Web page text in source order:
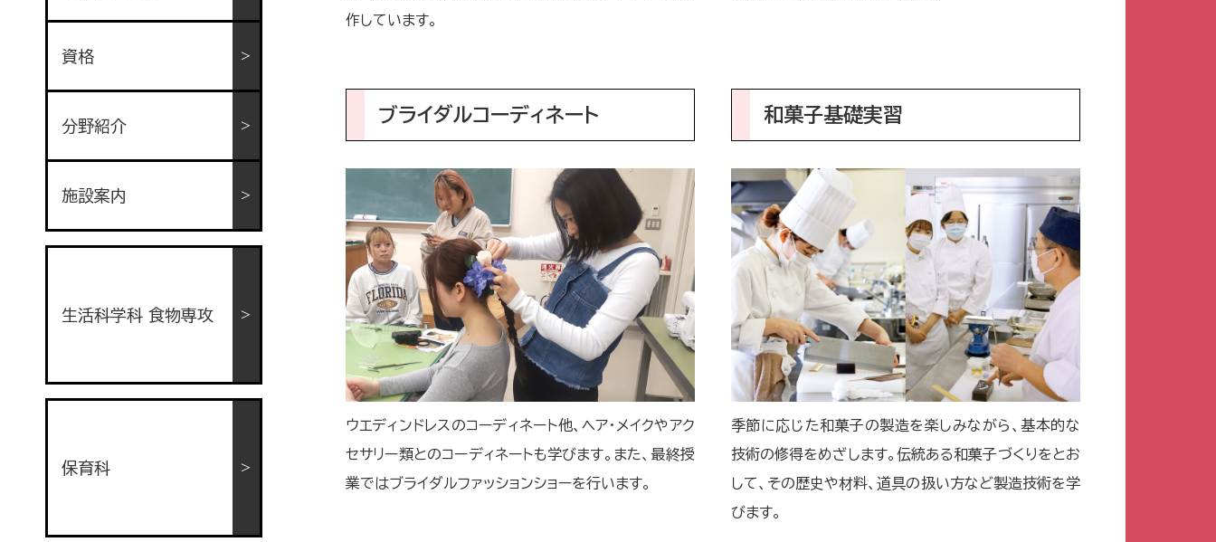
作しています。
ブライダルコーディネート
ウエディンドレスのコーディネート他、ヘア・メイクやアク
セサリー類とのコーディネートも学びます。また、最終授
業ではブライダルファッションショーを行います。
和菓子基礎実習
季節に応じた和菓子の製造を楽しみながら、基本的な
技術の修得をめざします。伝統ある和菓子づくりをとお
して、その歴史や材料、道具の扱い方など製造技術を学
びます。
資格
分野紹介
施設案内
生活科学科 食物専攻
保育科